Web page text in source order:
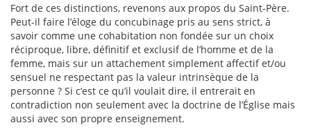
Fort de ces distinctions, revenons aux propos du Saint-Père.
Peut-il faire l’éloge du concubinage pris au sens strict, à
savoir comme une cohabitation non fondée sur un choix
réciproque, libre, définitif et exclusif de l’homme et de la
femme, mais sur un attachement simplement affectif et/ou
sensuel ne respectant pas la valeur intrinsèque de la
personne ? Si c’est ce qu’il voulait dire, il entrerait en
contradiction non seulement avec la doctrine de l’Église mais
aussi avec son propre enseignement.